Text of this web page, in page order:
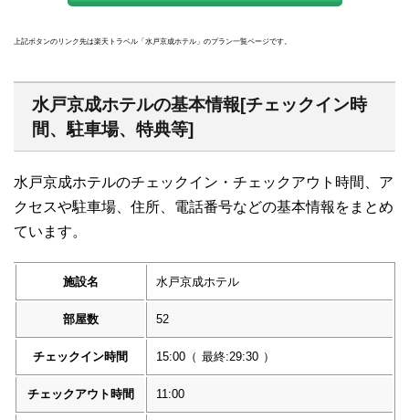
上記ボタンのリンク先は楽天トラベル「水戸京成ホテル」のプラン一覧ページです。
水戸京成ホテルの基本情報[チェックイン時
間、駐車場、特典等]
水戸京成ホテルのチェックイン・チェックアウト時間、ア
クセスや駐車場、住所、電話番号などの基本情報をまとめ
ています。
施設名 水戸京成ホテル
部屋数 52
チェックイン時間 15:00 （ 最終:29:30 ）
チェックアウト時間 11:00